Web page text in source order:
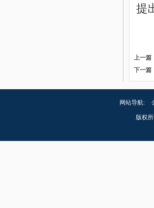
提
上一篇
下一篇
网站导航:
版权